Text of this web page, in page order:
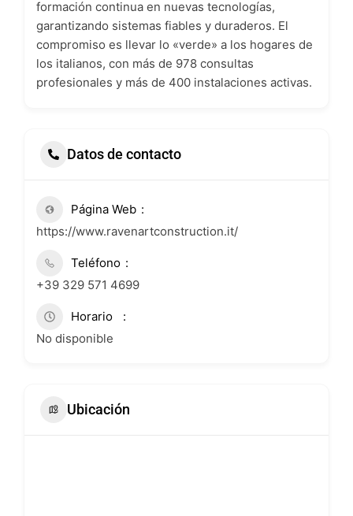
formación continua en nuevas tecnologías,
garantizando sistemas fiables y duraderos. El
compromiso es llevar lo «verde» a los hogares de
los italianos, con más de 978 consultas
profesionales y más de 400 instalaciones activas.
Datos de contacto
Página Web
https://www.ravenartconstruction.it/
Teléfono
+39 329 571 4699
Horario
No disponible
Ubicación